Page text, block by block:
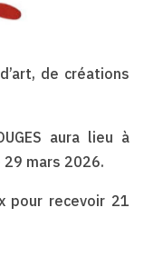
de créations
aura lieu à
mars 2026.
pour recevoir 21